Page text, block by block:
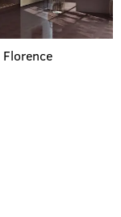
Florence